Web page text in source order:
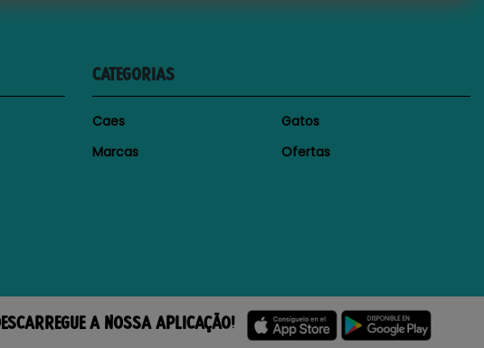
CATEGORIAS
Caes
Gatos
Marcas
Ofertas
A NOSSA APLICAÇÃO!